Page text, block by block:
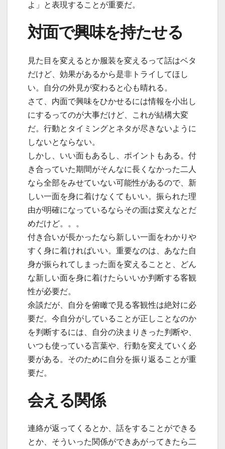
よ」と表現することが重要だ。
対面で興味を持たせる
見た目を変えるとか服装を変えるって話はベタ
だけど、効果があるから是非トライしてほし
い。自分の外見が変わると心も晴れる。
さて、内面で興味をひかせるには情報を小出し
にするってのが大事だけど、これが結構大変
だ。行動とタイミングとネタが尽きないように
しないとならない。
しかし、いい面もあるし、ポイントもある。付
き合っていた期間がそんなに長くなかった二人
なら全部をみせていない可能性があるので、新
しい一面を身に着けなくてもいい。振られた理
由が明確になっているならその面は変えなとだ
めだけど。。。
付き合いが長かったなら新しい一面をわかりや
すく身に着ければいい。重要なのは、あなた自
身が振られてしまった面を変えることと、どん
な新しい面を身に着けたらいいか判断する客観
性が必要だ。
余談だが、自分を俯瞰で見る客観性は絶対に必
要だ。今自分がしていることが正しことなのか
を判断するには、自分の決まりきった判断や、
いつも使っている言葉や、行動を変えていく必
要がある。そのために自分を振り返ることが重
要だ。
会える関係
連絡が返ってくるとか、話をすることができる
とか、そういった関係ができあがってきたら二